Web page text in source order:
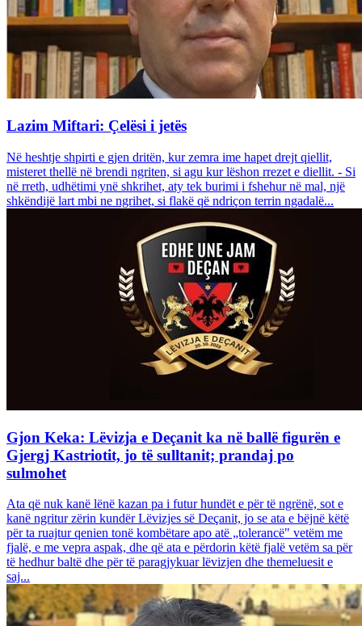
Lazim Miftari: Çelësi i jetës
Në heshtje shpirti e gjen dritën, kur zemra ime hapet drejt qiellit,
misteret thellë në brendi ngriten, si agu kur lëshon rrezet e diellit. - Si
në rreth, udhëtimi ynë shkrihet, aty tek burimi i fshehur në mal, një
shkëndijë lart mbi ne ngrihet, si flakë që ndriçon terrin ngadalë...
Gjon Keka: Lëvizja e Deçanit ka në ballë figurën e
Gjergj Kastriotit, jo të sulltanit; prandaj po
sulmohet
Ata që nuk kanë lënë kazan pa i futur hundët e për të ngrënë, sot e
kanë ngritur zërin kundër Lëvizjes së Deçanit, jo se ata e bëjnë këtë
për ta ruajtur qenien tonë kombëtare apo atë „tolerancë" vetëm me
fjalë, e me vepra aspak, dhe që ata e përdorin këtë fjalë vetëm sa për
të hedhur baltë dhe për të paragjykuar lëvizjen dhe themeluesit e
saj...